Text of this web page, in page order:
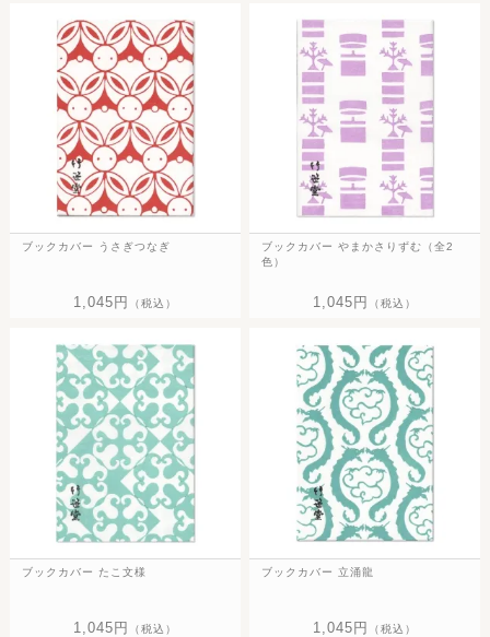
ブックカバー うさぎつなぎ
1,045円 （税込）
ブックカバー やまかさりずむ（全2
色）
1,045円 （税込）
ブックカバー たこ文様
1,045円 （税込）
ブックカバー 立涌龍
1,045円 （税込）